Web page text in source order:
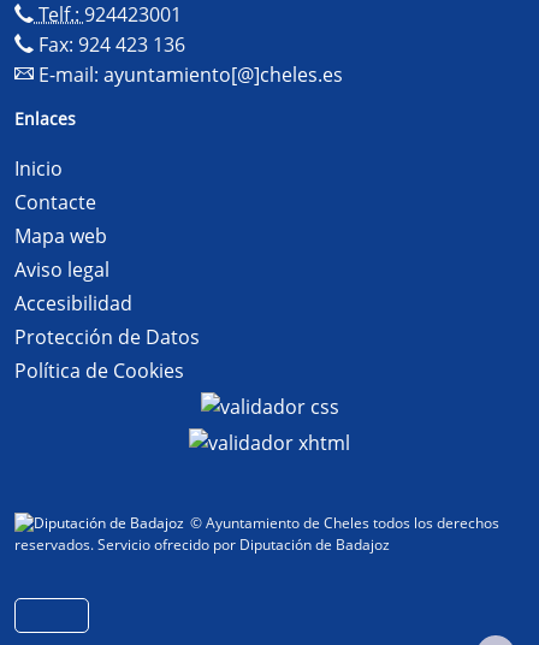
Telf.: 924423001
Fax: 924 423 136
E-mail: ayuntamiento[@]cheles.es
Enlaces
Inicio
Contacte
Mapa web
Aviso legal
Accesibilidad
Protección de Datos
Política de Cookies
© Ayuntamiento de Cheles todos los derechos
reservados.Servicio ofrecido por Diputación de Badajoz